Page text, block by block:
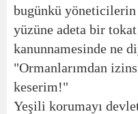
bugünkü yöneticilerin
yüzüne adeta bir
kanunnamesinde ne
"Ormanlarımdan
keserim!"
Yeşili korumayı